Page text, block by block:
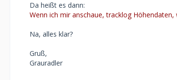
Da heißt es dann:
Wenn ich mir anschaue, tracklog
Na, alles klar?
Gruß,
Grauradler